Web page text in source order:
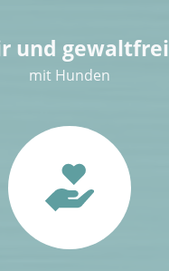
und gewaltfrei
mit Hunden